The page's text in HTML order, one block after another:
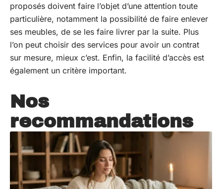
proposés doivent faire l’objet d’une attention toute
particulière, notamment la possibilité de faire enlever
ses meubles, de se les faire livrer par la suite. Plus
l’on peut choisir des services pour avoir un contrat
sur mesure, mieux c’est. Enfin, la facilité d’accès est
également un critère important.
Nos
recommandations